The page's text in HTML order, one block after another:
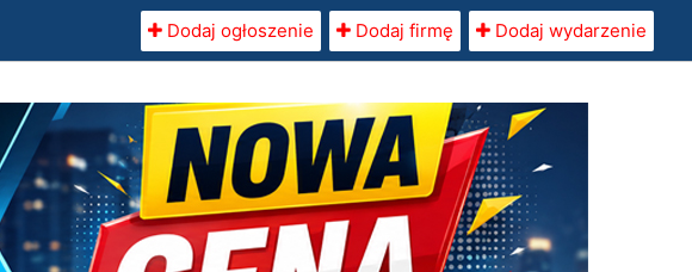
Dodaj ogłoszenie Dodaj firmę Dodaj wydarzenie